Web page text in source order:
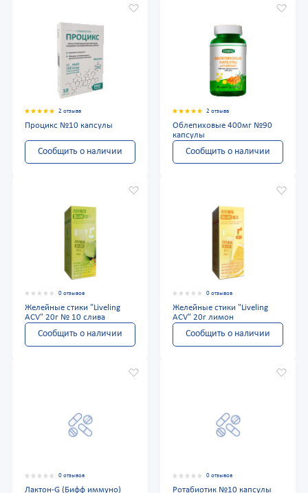
2 отзыва
Процикс №10 капсулы
Сообщить о наличии
2 отзыва
Облепиховые 400мг №90
капсулы
Сообщить о наличии
0 отзывов
Желейные стики "Liveling
ACV" 20г № 10 слива
Сообщить о наличии
0 отзывов
Желейные стики "Liveling
ACV" 20г лимон
Сообщить о наличии
0 отзывов
Лактон-G (Бифф иммуно)
0 отзывов
Ротабиотик №10 капсулы